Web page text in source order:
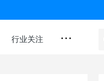
行业关注 ...